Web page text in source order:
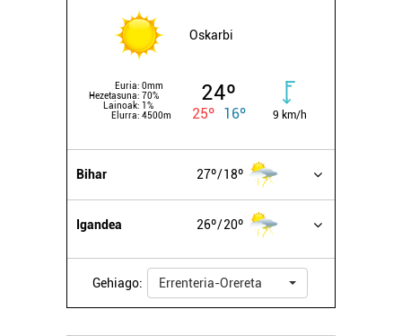
Oskarbi
Euria: 0mm
Hezetasuna: 70%
Lainoak:
1%
Elurra: 4500m
24º
25º 16º 9 km/h
Bihar 27º 18º
Igandea 26º 20º
Gehiago: Errenteria-Orereta